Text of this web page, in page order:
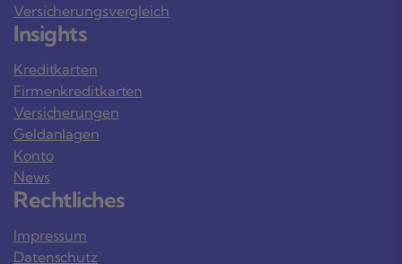
Versicherungsvergleich
Insights
Kreditkarten
Firmenkreditkarten
Versicherungen
Geldanlagen
Konto
News
Rechtliches
Impressum
Datenschutz